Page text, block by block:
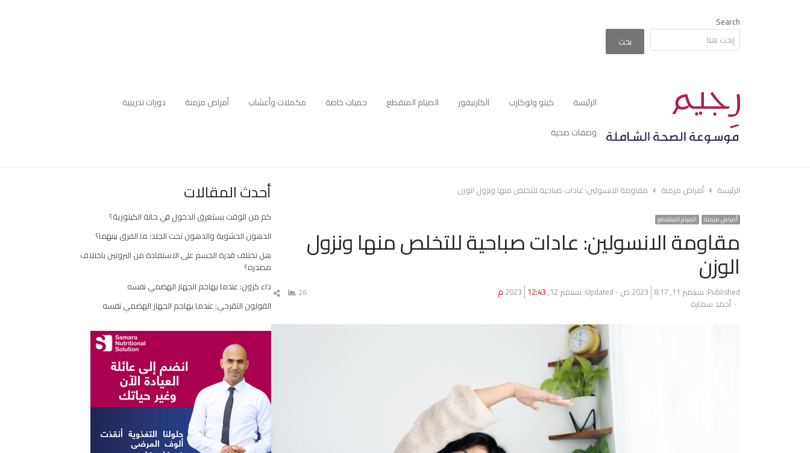
Search
بحث
الرئيسة كيتو ولوكارب الكارنيفور الصيام المتقطع حميات خاصة مكملات وأعشاب أمراض مزمنة
دورات تدريبية
وصفات صحية
الرئيسة أمراض مزمنة مقاومة الانسولين: عادات صباحية للتخلص منها ونزول الوزن
أمراض مزمنة الصيام المتقطع
مقاومة الانسولين: عادات صباحية للتخلص منها ونزول
الوزن
Published: سبتمبر 11, 2023 8:17 ص Updated: سبتمبر 12, 2023 12:43 م
Author
أحمد سمارة
26
شارك
المقال
أحدث المقالات
كم من الوقت يستغرق الدخول في حالة الكيتوزية؟
الدهون الحشوية والدهون تحت الجلد: ما الفرق بينهما؟
هل تختلف قدرة الجسم على الاستفادة من البروتين باختلاف
مصدره؟
داء كرون: عندما يهاجم الجهاز الهضمي نفسه
القولون التقرحي: عندما يهاجم الجهاز الهضمي نفسه